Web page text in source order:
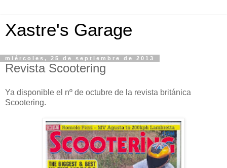
Xastre's Garage
miércoles, 25 de septiembre de 2013
Revista Scootering
Ya disponible el nº de octubre de la revista británica
Scootering.